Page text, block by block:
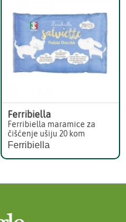
Ferribiella
Ferribiella maramice za
čišćenje ušiju 20 kom
Ferribiella